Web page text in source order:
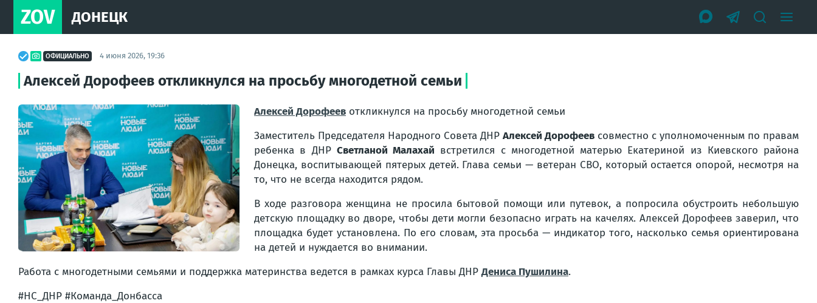
ZOV ДОНЕЦК
ОФИЦИАЛЬНО 4 июня 2026, 19:36
Алексей Дорофеев откликнулся на просьбу многодетной семьи
Алексей Дорофеев откликнулся на просьбу многодетной семьи
Заместитель Председателя Народного Совета ДНР Алексей Дорофеев совместно с уполномоченным по правам
ребенка в ДНР Светланой Малахай встретился с многодетной матерью Екатериной из Киевского района
Донецка, воспитывающей пятерых детей. Глава семьи — ветеран СВО, который остается опорой, несмотря на
то, что не всегда находится рядом.
В ходе разговора женщина не просила бытовой помощи или путевок, а попросила обустроить небольшую
детскую площадку во дворе, чтобы дети могли безопасно играть на качелях. Алексей Дорофеев заверил, что
площадка будет установлена. По его словам, эта просьба — индикатор того, насколько семья ориентирована
на детей и нуждается во внимании.
Работа с многодетными семьями и поддержка материнства ведется в рамках курса Главы ДНРДениса Пушилина.
#НС_ДНР #Команда_Донбасса